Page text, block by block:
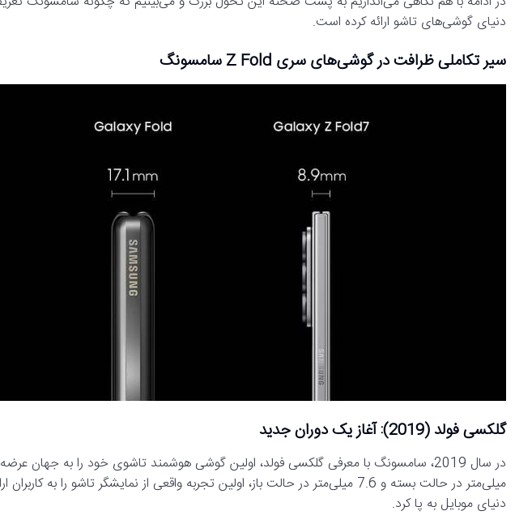
دنیای گوشی‌های تاشو ارائه کرده است.
سیر تکاملی ظرافت در گوشی‌های سری Z Fold سامسونگ
گلکسی فولد (2019): آغاز یک دوران جدید
میلی‌متر در حالت بسته و 7.6 میلی‌متر در حالت باز، اولین تجربه واقعی از نمایشگر تاشو را
دنیای موبایل به پا کرد.